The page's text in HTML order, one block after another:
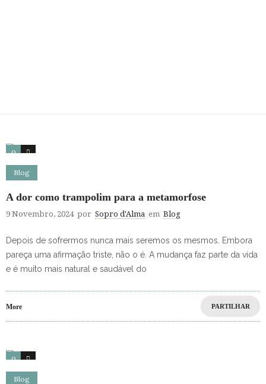
0 4
Blog
A dor como trampolim para a metamorfose
9 Novembro, 2024 por Sopro d'Alma em Blog
Depois de sofrermos nunca mais seremos os mesmos. Embora
pareça uma afirmação triste, não o é. A mudança faz parte da vida
e é muito mais natural e saudável do
More PARTILHAR
0 7
Blog